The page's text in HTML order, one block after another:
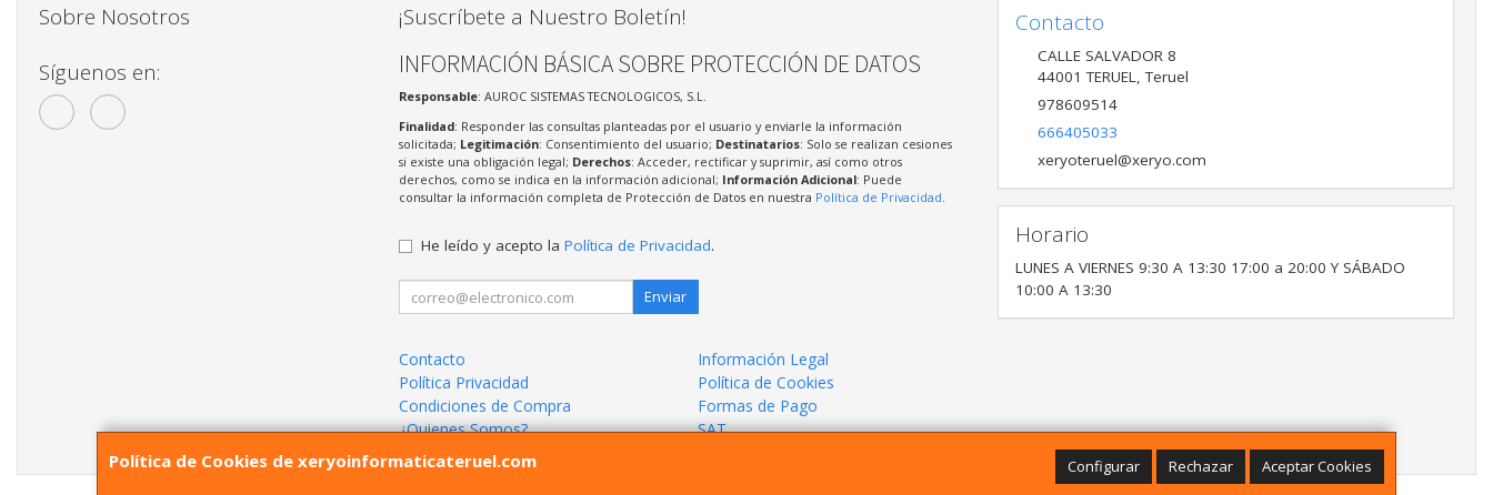
Política de Cookies de xeryoinformaticateruel.com Configurar Rechazar Aceptar Cookies
Sobre Nosotros
Síguenos en:
¡Suscríbete a Nuestro Boletín!
INFORMACIÓN BÁSICA SOBRE PROTECCIÓN DE DATOS
Responsable: AUROC SISTEMAS TECNOLOGICOS, S.L.
Finalidad: Responder las consultas planteadas por el usuario y enviarle la información
solicitada; Legitimación: Consentimiento del usuario; Destinatarios: Solo se realizan cesiones
si existe una obligación legal; Derechos: Acceder, rectificar y suprimir, así como otros
derechos, como se indica en la información adicional; Información Adicional: Puede
consultar la información completa de Protección de Datos en nuestra Política de Privacidad
He leído y acepto la Política de Privacidad.
Enviar
Contacto
Información Legal
Política Privacidad
Política de Cookies
Condiciones de Compra
Formas de Pago
¿Quienes Somos?
SAT
Contacto
CALLE SALVADOR 8
44001 TERUEL ,Teruel
978609514
666405033
xeryoteruel@xeryo.com
Horario
LUNES A VIERNES 9:30 A 13:30 17:00 a 20:00 Y SÁBADO
10:00 A 13:30